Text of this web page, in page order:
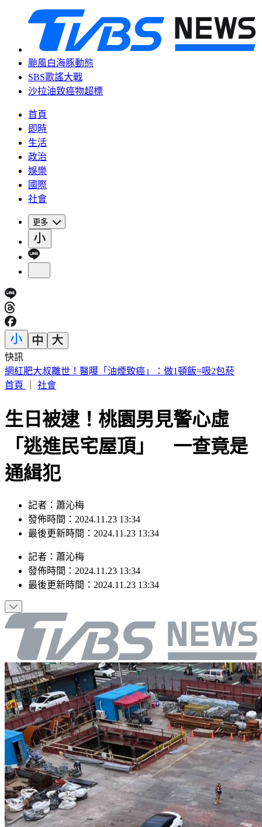
颱風白海豚動態
SBS歌謠大戰
沙拉油致癌物超標
首頁
即時
生活
政治
娛樂
國際
社會
更多
快訊
拜票突遭恐怖攻擊！台中里長被潑糞叫囂 請託不成竟酒後
發飆
生日被逮！桃園男見警心虛
「逃進民宅屋頂」 一查竟是
通緝犯
記者：蕭沁梅
發佈時間：2024.11.23 13:34
記者：蕭沁梅
發佈時間：2024.11.23 13:34